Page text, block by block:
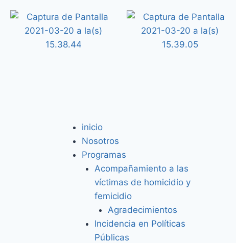
inicio
Nosotros
Programas
Acompañamiento a las
víctimas de homicidio y
femicidio
Agradecimientos
Incidencia en Políticas
Públicas